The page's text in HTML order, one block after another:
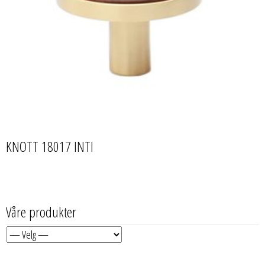
KNOTT 18017 INTI
Våre produkter